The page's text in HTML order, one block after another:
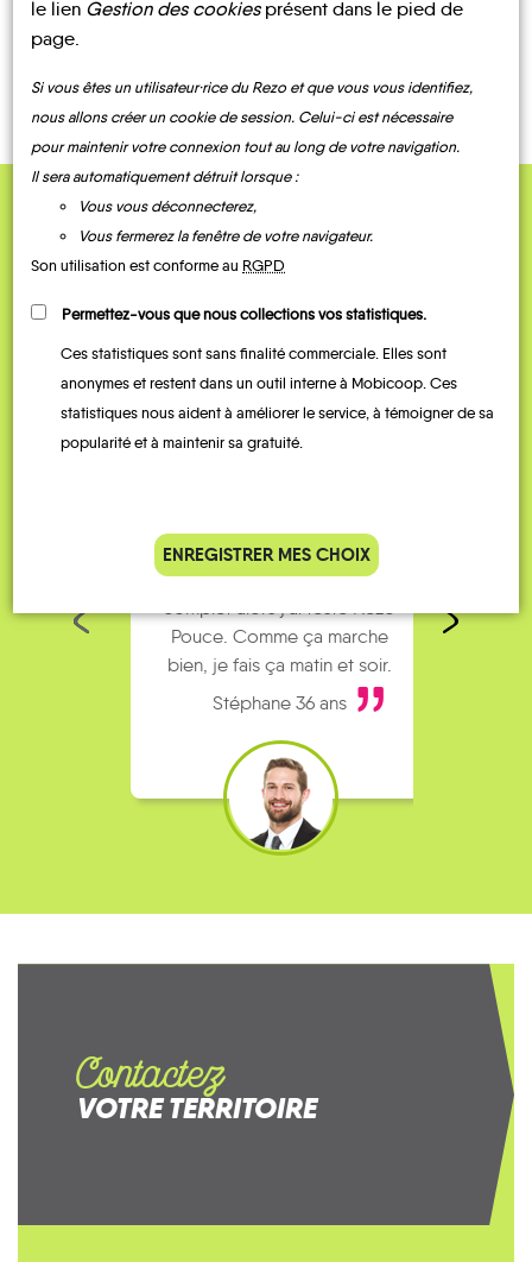
QUELQUES
Témoignages
Je vais bosser en train, mais le
parking de la gare est toujours
complet alors j’ai testé Rezo
Pouce. Comme ça marche
bien, je fais ça matin et soir.
Stéphane 36 ans
Contactez
VOTRE TERRITOIRE
le lien Gestion des cookiesprésent dans le pied de
page.
Si vous êtes un utilisateur·rice du Rezo et que vous vous identifiez,
nous allons créer un cookie de session. Celui-ci est nécessaire
pour maintenir votre connexion tout au long de votre navigation.
Il sera automatiquement détruit lorsque :
Vous vous déconnecterez,
Vous fermerez la fenêtre de votre navigateur.
Son utilisation est conforme au RGPD
Permettez-vous que nous collections vos statistiques.
Ces statistiques sont sans finalité commerciale. Elles sont
anonymes et restent dans un outil interne à Mobicoop. Ces
statistiques nous aident à améliorer le service, à témoigner de sa
popularité et à maintenir sa gratuité.
ENREGISTRER MES CHOIX